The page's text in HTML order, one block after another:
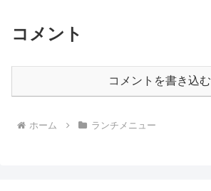
コメント
コメントを書き込む
ホーム ランチメニュー